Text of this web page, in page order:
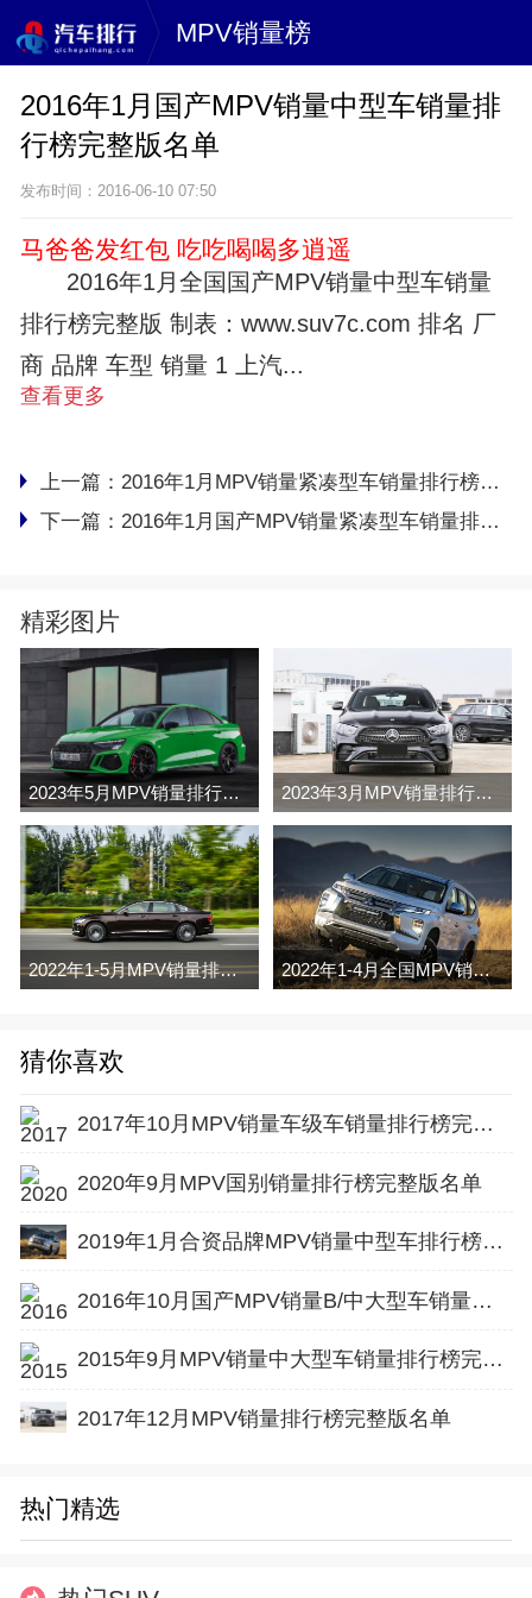
MPV销量榜
2016年1月国产MPV销量中型车销量排
行榜完整版名单
发布时间：2016-06-10 07:50
马爸爸发红包 吃吃喝喝多逍遥
2016年1月全国国产MPV销量中型车销量
排行榜完整版 制表：www.suv7c.com 排名 厂
商 品牌 车型 销量 1 上汽...
查看更多
上一篇： 2016年1月MPV销量紧凑型车销量排行榜完整版名单
下一篇： 2016年1月国产MPV销量紧凑型车销量排行榜完整版名单
精彩图片
2023年5月MPV销量排行榜完整版名单 2023年3月MPV销量排行榜完整版名单
2022年1-5月MPV销量排行榜 2022年1-4月全国MPV销量排行榜完整版
猜你喜欢
2017年10月MPV销量车级车销量排行榜完整版名单
2020年9月MPV国别销量排行榜完整版名单
2019年1月合资品牌MPV销量中型车排行榜完整版名单
2016年10月国产MPV销量B/中大型车销量排行榜完整版名单
2015年9月MPV销量中大型车销量排行榜完整版名单
2017年12月MPV销量排行榜完整版名单
热门精选